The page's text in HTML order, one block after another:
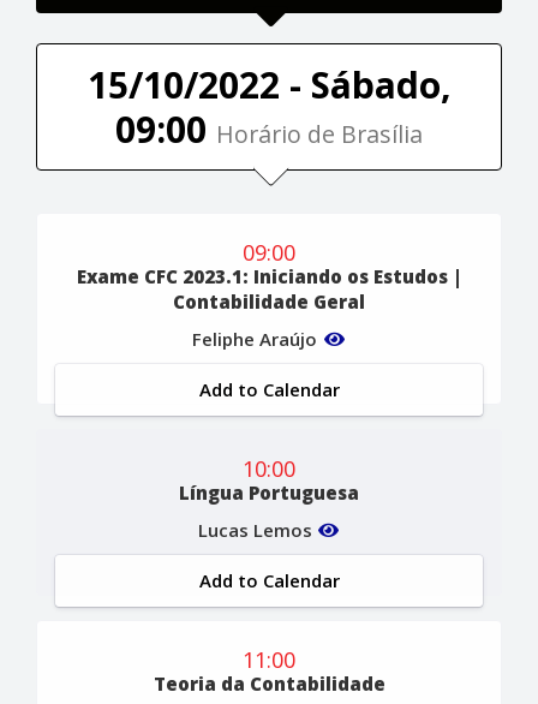
15/10/2022 - Sábado,
09:00 Horário de Brasília
09:00
Exame CFC 2023.1: Iniciando os Estudos |
Contabilidade Geral
Feliphe Araújo
Add to Calendar
10:00
Língua Portuguesa
Lucas Lemos
Add to Calendar
11:00
Teoria da Contabilidade